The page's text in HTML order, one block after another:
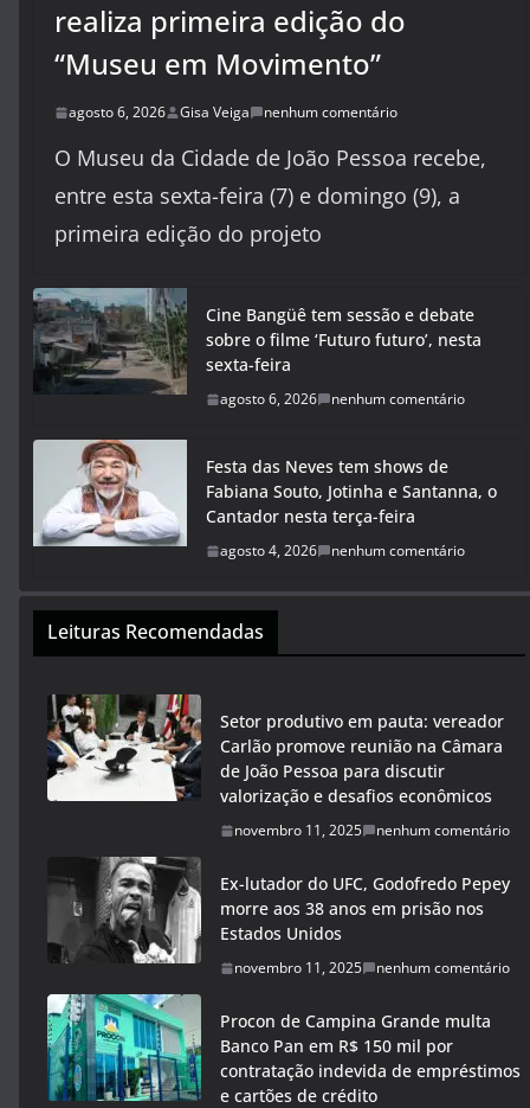
realiza primeira edição do
“Museu em Movimento”
agosto 6, 2026 Gisa Veiga nenhum comentário
O Museu da Cidade de João Pessoa recebe,
entre esta sexta-feira (7) e domingo (9), a
primeira edição do projeto
Cine Bangüê tem sessão e debate
sobre o filme ‘Futuro futuro’, nesta
sexta-feira
agosto 6, 2026 nenhum comentário
Festa das Neves tem shows de
Fabiana Souto, Jotinha e Santanna, o
Cantador nesta terça-feira
agosto 4, 2026 nenhum comentário
Leituras Recomendadas
Setor produtivo em pauta: vereador
Carlão promove reunião na Câmara
de João Pessoa para discutir
valorização e desafios econômicos
novembro 11, 2025 nenhum comentário
Ex-lutador do UFC, Godofredo Pepey
morre aos 38 anos em prisão nos
Estados Unidos
novembro 11, 2025 nenhum comentário
Procon de Campina Grande multa
Banco Pan em R$ 150 mil por
contratação indevida de empréstimos
e cartões de crédito